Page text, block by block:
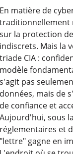
En matière de
traditionnellement
sur la protection
indiscrets. Mais la
triade CIA :
modèle
s'agit pas
données, mais de
de confiance et
Aujourd'hui, sous
réglementaires et
"lettre" gagne en